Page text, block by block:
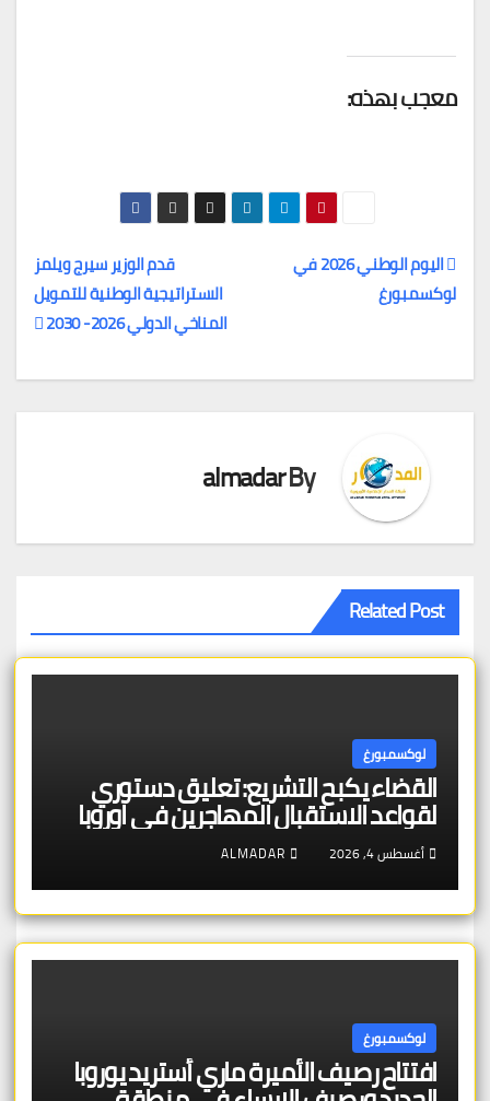
معجب بهذه:
تصفّح
قدم الوزير سيرج ويلمز
الاستراتيجية الوطنية للتمويل
المناخي الدولي 2026- 2030
اليوم الوطني 2026 في
لوكسمبورغ
By
almadar
Related Post
لوكسمبورغ
القضاء يكبح التشريع: تعليق دستوري
لقواعد الاستقبال المهاجرين في اوروبا
أغسطس 4, 2026 ALMADAR
لوكسمبورغ
افتتاح رصيف الأميرة ماري أستريد يوروبا